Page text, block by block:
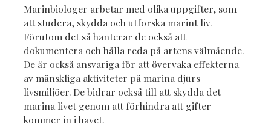
Marinbiologer arbetar med olika uppgifter, som
att studera, skydda och utforska marint liv.
Förutom det så hanterar de också att
dokumentera och hålla reda på artens välmående.
De är också ansvariga för att övervaka effekterna
av mänskliga aktiviteter på marina djurs
livsmiljöer. De bidrar också till att skydda det
marina livet genom att förhindra att gifter
kommer in i havet.